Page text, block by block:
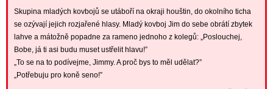
Skupina mladých kovbojů se utáboří na okraji houštin, do okolního ticha
se ozývají jejich rozjařené hlasy. Mladý kovboj Jim do sebe obrátí zbytek
lahve a mátožně popadne za rameno jednoho z kolegů: „Poslouchej,
Bobe, já ti asi budu muset ustřelit hlavu!”
„To se na to podívejme, Jimmy. A proč bys to měl udělat?”
„Potřebuju pro koně seno!”